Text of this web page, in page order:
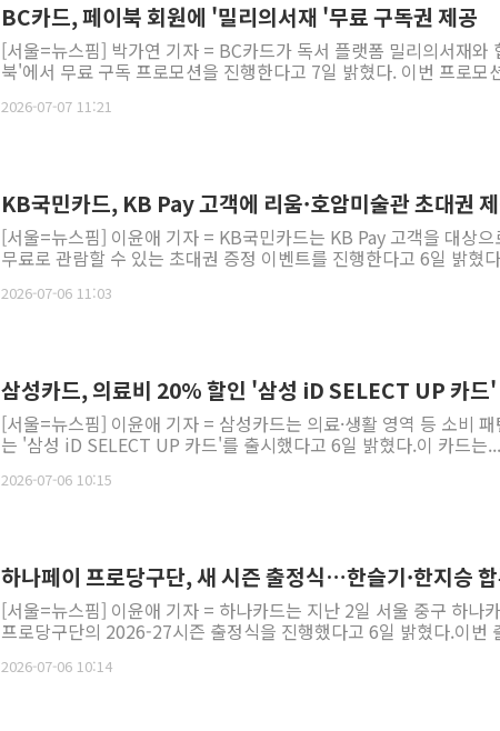
BC카드, 페이북 회원에 '밀리의서재 '무료 구독권 제공
[서울=뉴스핌] 박가연 기자 = BC카드가 독서 플랫폼 밀리의서재와
북'에서 무료 구독 프로모션을 진행한다고 7일 밝혔다. 이번 프로모
2026-07-07 11:21
KB국민카드, KB Pay 고객에 리움·호암미술관 초대권
[서울=뉴스핌] 이윤애 기자 = KB국민카드는 KB Pay 고객을 대상
무료로 관람할 수 있는 초대권 증정 이벤트를 진행한다고 6일 밝혔
2026-07-06 11:03
삼성카드, 의료비 20% 할인 '삼성 iD SELECT UP 카드'
[서울=뉴스핌] 이윤애 기자 = 삼성카드는 의료·생활 영역 등 소비
는 '삼성 iD SELECT UP 카드'를 출시했다고 6일 밝혔다.이 카드는...
2026-07-06 10:15
하나페이 프로당구단, 새 시즌 출정식…한슬기·한지승
[서울=뉴스핌] 이윤애 기자 = 하나카드는 지난 2일 서울 중구 하나
프로당구단의 2026-27시즌 출정식을 진행했다고 6일 밝혔다.이번
2026-07-06 10:14